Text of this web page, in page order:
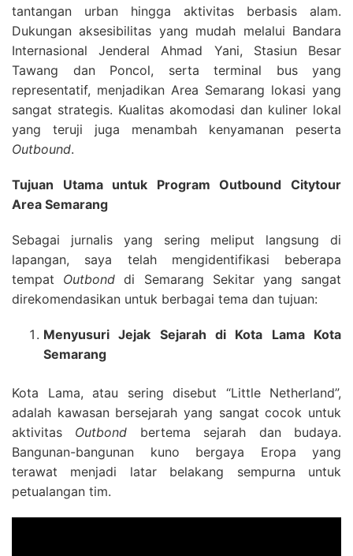
tantangan urban hingga aktivitas berbasis alam.
Dukungan aksesibilitas yang mudah melalui Bandara
Internasional Jenderal Ahmad Yani, Stasiun Besar
Tawang dan Poncol, serta terminal bus yang
representatif, menjadikan Area Semarang lokasi yang
sangat strategis. Kualitas akomodasi dan kuliner lokal
yang teruji juga menambah kenyamanan peserta
Outbound.
Tujuan Utama untuk Program Outbound Citytour
Area Semarang
Sebagai jurnalis yang sering meliput langsung di
lapangan, saya telah mengidentifikasi beberapa
tempat Outbond di Semarang Sekitar yang sangat
direkomendasikan untuk berbagai tema dan tujuan:
Menyusuri Jejak Sejarah di Kota Lama Kota
Semarang
Kota Lama, atau sering disebut “Little Netherland”,
adalah kawasan bersejarah yang sangat cocok untuk
aktivitas Outbond bertema sejarah dan budaya.
Bangunan-bangunan kuno bergaya Eropa yang
terawat menjadi latar belakang sempurna untuk
petualangan tim.